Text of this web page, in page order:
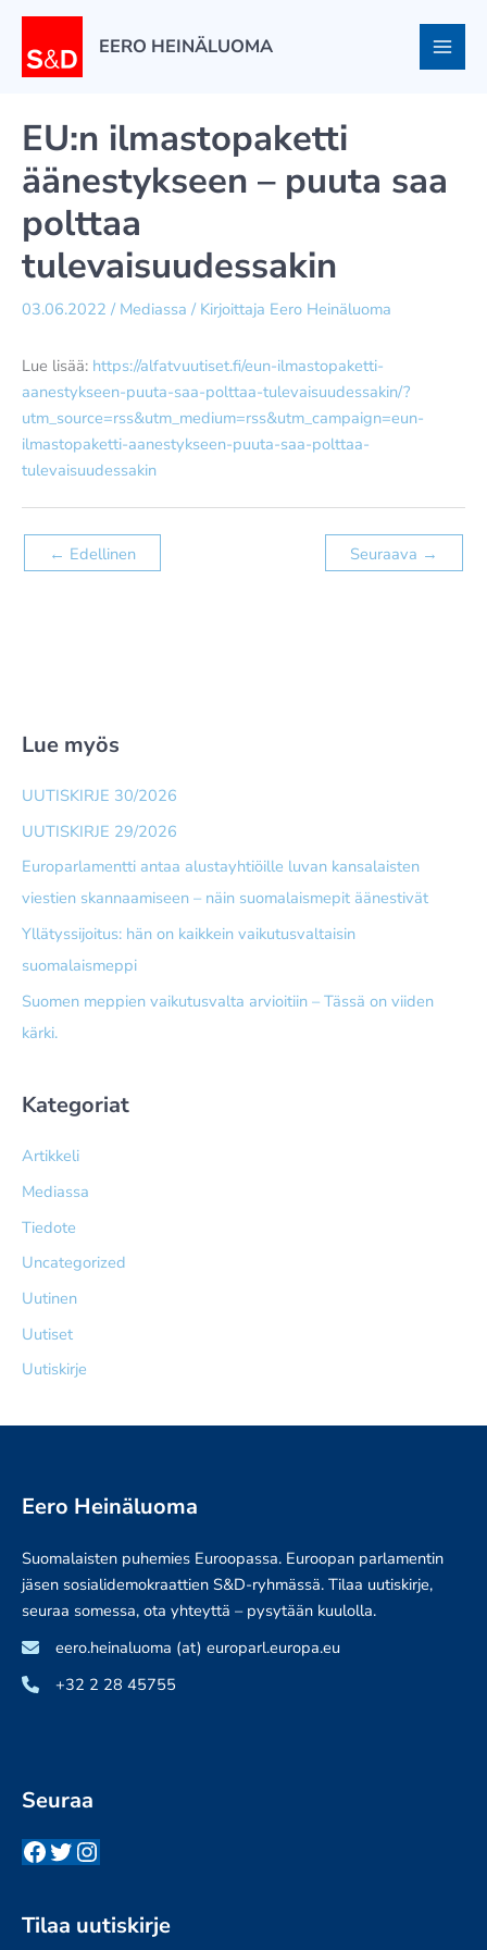
Siirry
EERO HEINÄLUOMA
EU:n ilmastopaketti
äänestykseen – puuta saa
polttaa
tulevaisuudessakin
03.06.2022 / Mediassa / Kirjoittaja Eero Heinäluoma
Lue lisää: https://alfatvuutiset.fi/eun-ilmastopaketti-
aanestykseen-puuta-saa-polttaa-tulevaisuudessakin/?
utm_source=rss&utm_medium=rss&utm_campaign=eun-
ilmastopaketti-aanestykseen-puuta-saa-polttaa-
tulevaisuudessakin
← Edellinen Seuraava →
Lue myös
UUTISKIRJE 30/2026
UUTISKIRJE 29/2026
Europarlamentti antaa alusta­yhtiöille luvan kansalaisten
viestien skannaamiseen – näin suomalais­mepit äänestivät
Yllätyssijoitus: hän on kaikkein vaikutusvaltaisin
suomalaismeppi
Suomen meppien vaikutusvalta arvioitiin – Tässä on viiden
kärki.
Kategoriat
Artikkeli
Mediassa
Tiedote
Uncategorized
Uutinen
Uutiset
Uutiskirje
Eero Heinäluoma
Suomalaisten puhemies Euroopassa. Euroopan parlamentin
jäsen sosialidemokraattien S&D-ryhmässä. Tilaa uutiskirje,
seuraa somessa, ota yhteyttä – pysytään kuulolla.
eero.heinaluoma (at) europarl.europa.eu
+32 2 28 45755
Seuraa
Facebook
Twitter
Instagram
Tilaa uutiskirje